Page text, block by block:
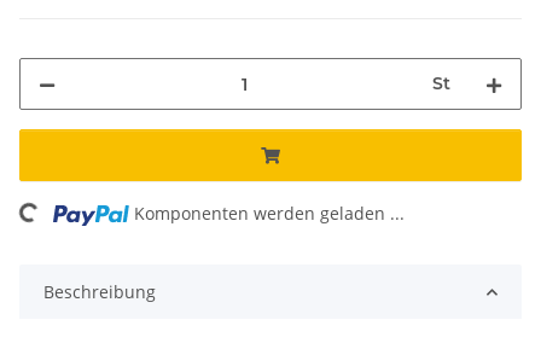
St
Komponenten werden geladen ...
Beschreibung